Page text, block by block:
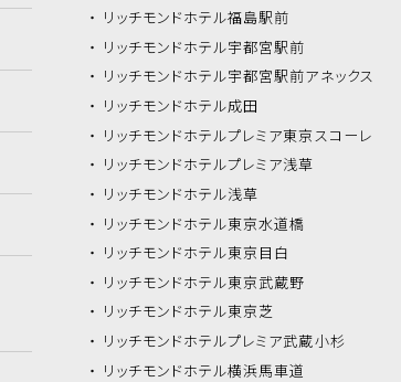
リッチモンドホテル福島駅前
リッチモンドホテル宇都宮駅前
リッチモンドホテル宇都宮駅前アネックス
リッチモンドホテル成田
リッチモンドホテルプレミア東京スコーレ
リッチモンドホテルプレミア浅草
リッチモンドホテル浅草
リッチモンドホテル東京水道橋
リッチモンドホテル東京目白
リッチモンドホテル東京武蔵野
リッチモンドホテル東京芝
リッチモンドホテルプレミア武蔵小杉
リッチモンドホテル横浜馬車道